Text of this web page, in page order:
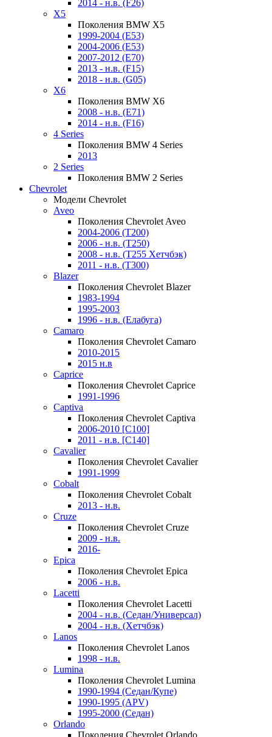
2014 - н.в. (F26)
X5
Поколения BMW X5
1999-2004 (E53)
2004-2006 (E53)
2007-2012 (E70)
2013 - н.в. (F15)
2018 - н.в. (G05)
X6
Поколения BMW X6
2008 - н.в. (E71)
2014 - н.в. (F16)
4 Series
Поколения BMW 4 Series
2013
2 Series
Поколения BMW 2 Series
Chevrolet
Модели Chevrolet
Aveo
Поколения Chevrolet Aveo
2004-2006 (T200)
2006 - н.в. (T250)
2008 - н.в. (T255 Хетчбэк)
2011 - н.в. (Т300)
Blazer
Поколения Chevrolet Blazer
1983-1994
1995-2003
1996 - н.в. (Елабуга)
Camaro
Поколения Chevrolet Camaro
2010-2015
2015 н.в
Caprice
Поколения Chevrolet Caprice
1991-1996
Captiva
Поколения Chevrolet Captiva
2006-2010 [C100]
2011 - н.в. [C140]
Cavalier
Поколения Chevrolet Cavalier
1991-1999
Cobalt
Поколения Chevrolet Cobalt
2013 - н.в.
Cruze
Поколения Chevrolet Cruze
2009 - н.в.
2016-
Epica
Поколения Chevrolet Epica
2006 - н.в.
Lacetti
Поколения Chevrolet Lacetti
2004 - н.в. (Седан/Универсал)
2004 - н.в. (Хетчбэк)
Lanos
Поколения Chevrolet Lanos
1998 - н.в.
Lumina
Поколения Chevrolet Lumina
1990-1994 (Седан/Купе)
1990-1995 (APV)
1995-2000 (Седан)
Orlando
Поколения Chevrolet Orlando